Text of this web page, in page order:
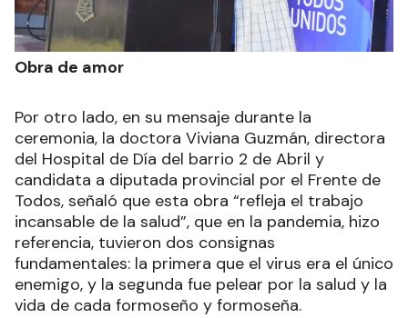
Obra de amor
Por otro lado, en su mensaje durante la
ceremonia, la doctora Viviana Guzmán, directora
del Hospital de Día del barrio 2 de Abril y
candidata a diputada provincial por el Frente de
Todos, señaló que esta obra “refleja el trabajo
incansable de la salud”, que en la pandemia, hizo
referencia, tuvieron dos consignas
fundamentales: la primera que el virus era el único
enemigo, y la segunda fue pelear por la salud y la
vida de cada formoseño y formoseña.